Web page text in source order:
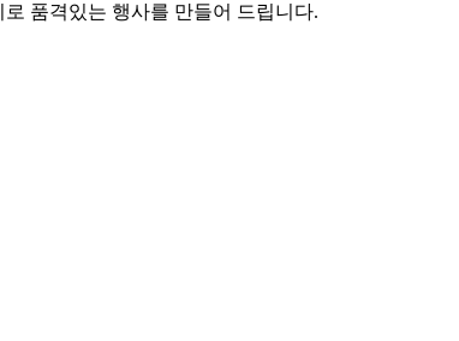
품격있는 행사를 만들어 드립니다.